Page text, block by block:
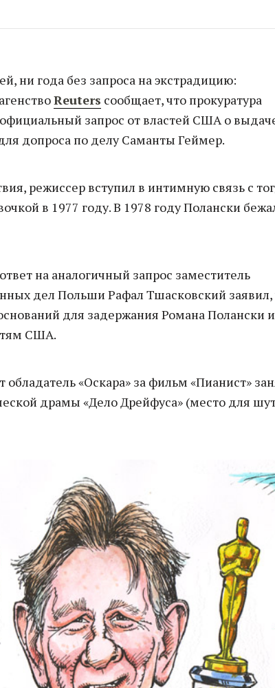
ни года без запроса на экстрадицию:
Reuters сообщает, что прокуратура
запрос от властей США о
допроса по делу Саманты Геймер.
режиссер вступил в интимную связь с
в 1977 году. В 1978 году Полански
на аналогичный запрос заместитель
дел Польши Рафал Тшасковский заявил,
для задержания Романа Полански и
США.
«Оскара» за фильм «Пианист»
драмы «Дело Дрейфуса» (место для